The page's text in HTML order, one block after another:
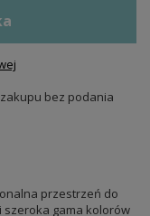
bez podania
przestrzeń do
szeroka gama kolorów